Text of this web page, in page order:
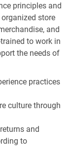
principles and
store
and
to work in
the needs of
practices
culture through
and
to